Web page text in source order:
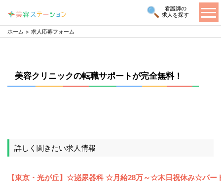
看護師の
求人を探す
ホーム 求人応募フォーム
美容クリニックの転職サポートが完全無料！
詳しく聞きたい求人情報